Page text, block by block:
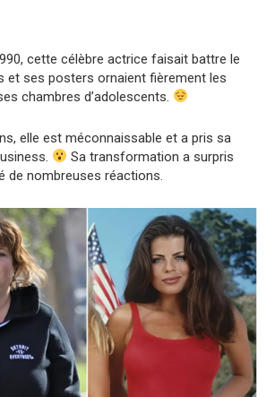
cette célèbre actrice faisait battre le
ses posters ornaient fièrement les
chambres d’adolescents.
elle est méconnaissable et a pris sa
Sa transformation a surpris
de nombreuses réactions.